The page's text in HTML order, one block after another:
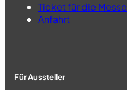
Ticket für die Messe
Anfahrt
Für Aussteller